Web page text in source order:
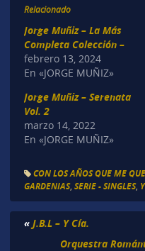
Relacionado
Jorge Muñiz – La Más
Completa Colección –
febrero 13, 2024
En «JORGE MUÑIZ»
Jorge Muñiz – Serenata
Vol. 2
marzo 14, 2022
En «JORGE MUÑIZ»
CON LOS AÑOS QUE ME
GARDENIAS, SERIE - SINGLES,
« J.B.L – Y Cía.
Orquestra